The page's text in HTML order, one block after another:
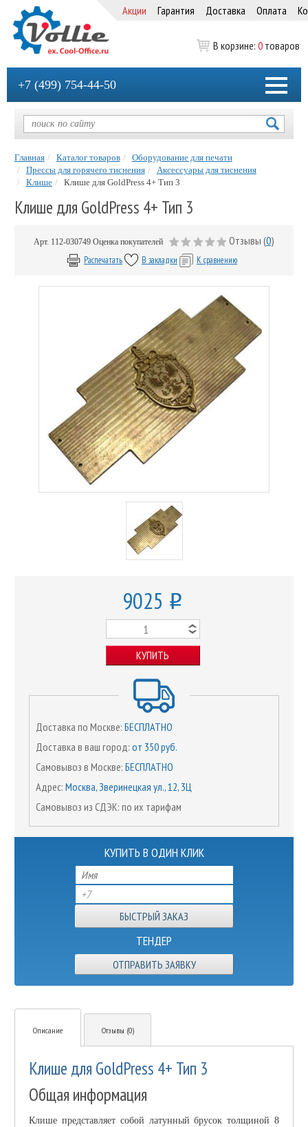
Акции Гарантия Доставка Оплата
В корзине: 0 товаров
+7 (499) 754-44-50
Главная Каталог товаров
Оборудование для печати
Прессы для горячего тиснения
Аксессуары для тиснения
Клише
Клише для GoldPress 4+ Тип 3
Клише для GoldPress 4+ Тип 3
Арт. 112-030749 Оценка покупателей Отзывы (0)
Распечатать В закладки К сравнению
9025 o
КУПИТЬ
Доставка по Москве: БЕСПЛАТНО
Доставка в ваш город: от 350 руб.
Самовывоз в Москве: БЕСПЛАТНО
Адрес: Москва, Зверинецкая ул., 12, 3Ц
Самовывоз из СДЭК: по их тарифам
КУПИТЬ В ОДИН КЛИК
ТЕНДЕР
ОТПРАВИТЬ ЗАЯВКУ
Описание Отзывы (0)
Клише для GoldPress 4+ Тип 3
Общая информация
Клише представляет собой латунный брусок толщиной 8